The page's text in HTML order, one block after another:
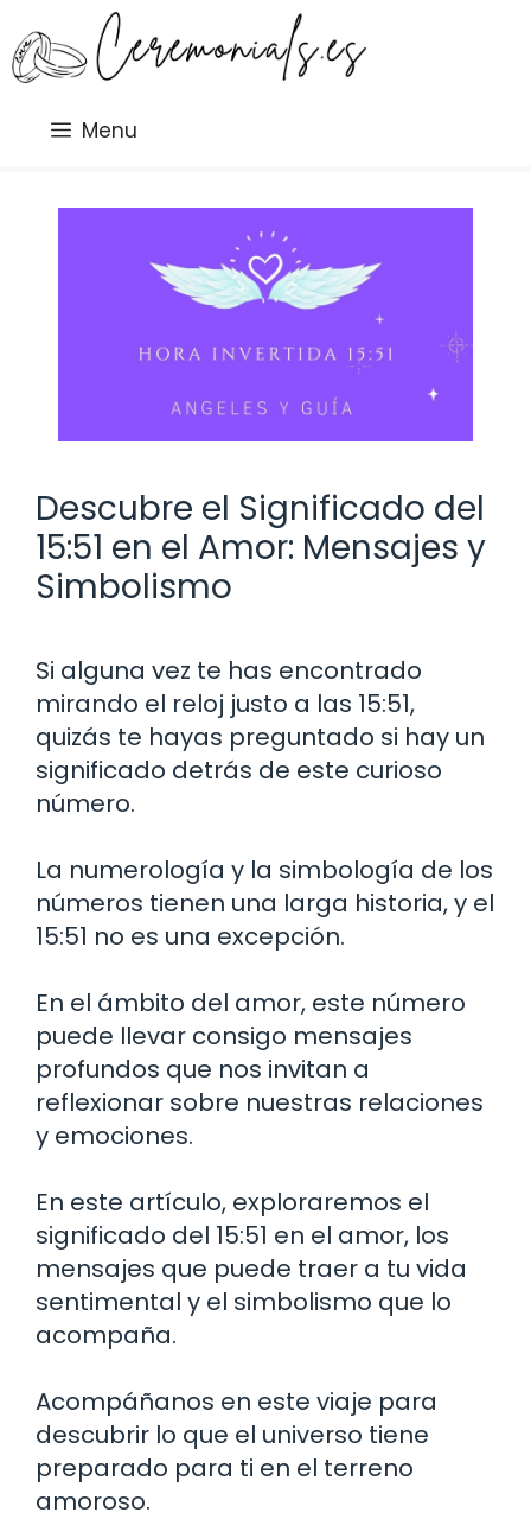
al
contenido
Menu
Descubre el Significado del
15:51 en el Amor: Mensajes y
Simbolismo
Si alguna vez te has encontrado
mirando el reloj justo a las 15:51,
quizás te hayas preguntado si hay un
significado detrás de este curioso
número.
La numerología y la simbología de los
números tienen una larga historia, y el
15:51 no es una excepción.
En el ámbito del amor, este número
puede llevar consigo mensajes
profundos que nos invitan a
reflexionar sobre nuestras relaciones
y emociones.
En este artículo, exploraremos el
significado del 15:51 en el amor, los
mensajes que puede traer a tu vida
sentimental y el simbolismo que lo
acompaña.
Acompáñanos en este viaje para
descubrir lo que el universo tiene
preparado para ti en el terreno
amoroso.